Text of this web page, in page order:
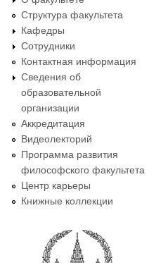
Структура факультета
Кафедры
Сотрудники
Контактная информация
Сведения об
образовательной
организации
Аккредитация
Видеолекторий
Программа развития
философского факультета
Центр карьеры
Книжные коллекции